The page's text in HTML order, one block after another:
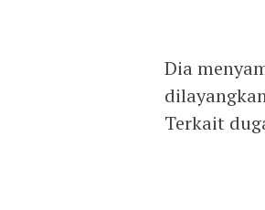
Dia
Terkait